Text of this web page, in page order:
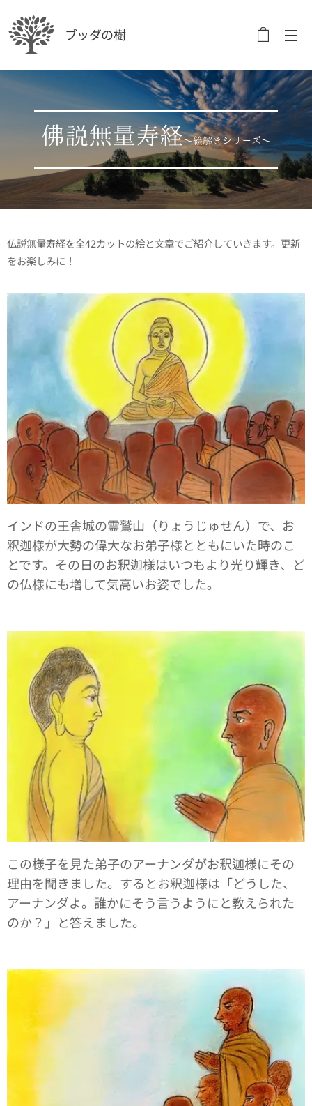
ブッダの樹
佛説無量寿経～絵解きシリーズ～
仏説無量寿経を全42カットの絵と文章でご紹介していきます。更新
をお楽しみに！
インドの王舎城の霊鷲山（りょうじゅせん）で、お
釈迦様が大勢の偉大なお弟子様とともにいた時のこ
とです。その日のお釈迦様はいつもより光り輝き、ど
の仏様にも増して気高いお姿でした。
この様子を見た弟子のアーナンダがお釈迦様にその
理由を聞きました。するとお釈迦様は「どうした、
アーナンダよ。誰かにそう言うようにと教えられた
のか？」と答えました。